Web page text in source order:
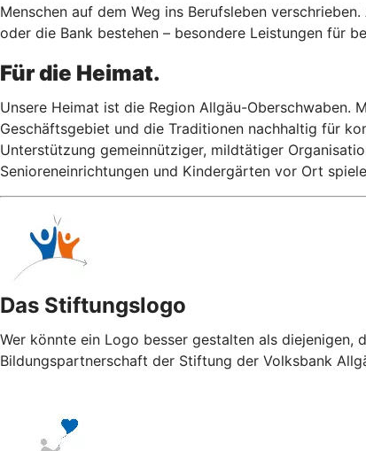
Menschen auf dem Weg ins Berufsleben
oder die Bank bestehen – besondere Leistungen für
Für die Heimat.
Unsere Heimat ist die Region Allgäu-Oberschwaben.
Geschäftsgebiet und die Traditionen nachhaltig für
Unterstützung gemeinnütziger, mildtätiger
Senioreneinrichtungen und Kindergärten vor Ort
Das Stiftungslogo
Wer könnte ein Logo besser gestalten als diejenigen,
Bildungspartnerschaft der Stiftung der Volksbank